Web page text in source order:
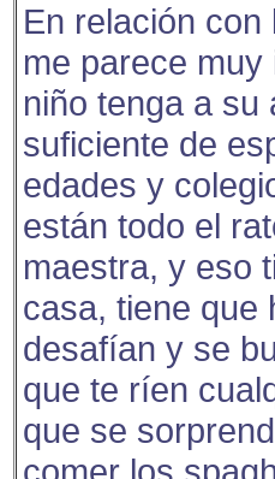
En relación
me parece
niño tenga a su
suficiente de
edades y
están todo el
maestra, y eso
casa, tiene que
desafían y se
que te ríen
que se